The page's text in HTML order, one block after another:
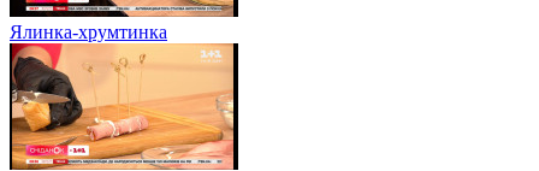
Ялинка-хрумтинка